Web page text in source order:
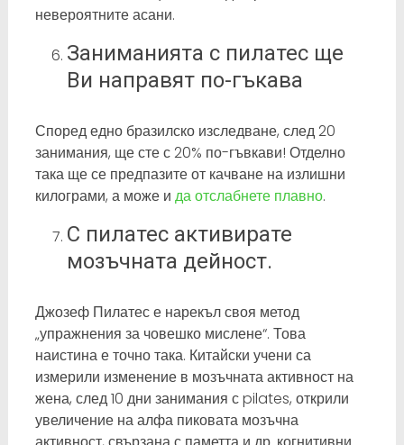
невероятните асани.
Заниманията с пилатес ще
Ви направят по-гъкава
Според едно бразилско изследване, след 20
занимания, ще сте с 20% по-гъвкави! Отделно
така ще се предпазите от качване на излишни
килограми, а може и да отслабнете плавно.
С пилатес активирате
мозъчната дейност.
Джозеф Пилатес е нарекъл своя метод
„упражнения за човешко мислене“. Това
наистина е точно така. Китайски учени са
измерили изменение в мозъчната активност на
жена, след 10 дни занимания с pilates, открили
увеличение на алфа пиковата мозъчна